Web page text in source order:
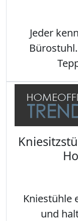
Jeder
Kniestühle
und